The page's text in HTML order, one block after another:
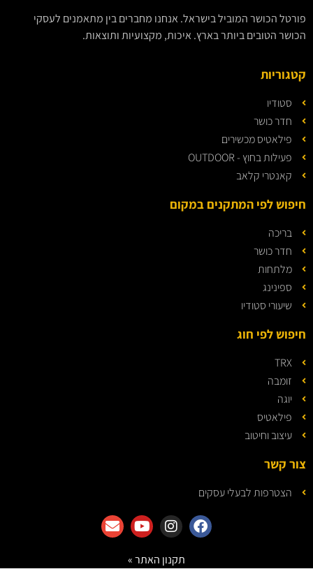
פורטל הכושר המוביל בישראל. אנחנו מחברים בין מתאמנים לעסקי
הכושר הטובים ביותר בארץ. איכות, מקצועיות ותוצאות.
קטגוריות
סטודיו
חדר כושר
פילאטיס מכשירים
פעילות בחוץ - OUTDOOR
קאנטרי קלאב
חיפוש לפי המתקנים במקום
בריכה
חדר כושר
מלתחות
ספינינג
שיעורי סטודיו
חיפוש לפי חוג
TRX
זומבה
יוגה
פילאטיס
עיצוב וחיטוב
צור קשר
הצטרפות לבעלי עסקים
תקנון האתר »